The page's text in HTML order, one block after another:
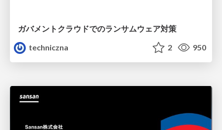
ガバメントクラウドでのランサムウェア対策
techniczna
2 950